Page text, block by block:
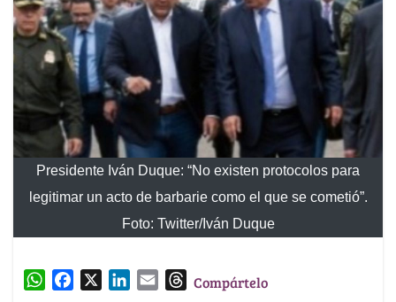
Presidente Iván Duque: “No existen protocolos para
legitimar un acto de barbarie como el que se cometió”.
Foto: Twitter/Iván Duque
W
TCompártelo